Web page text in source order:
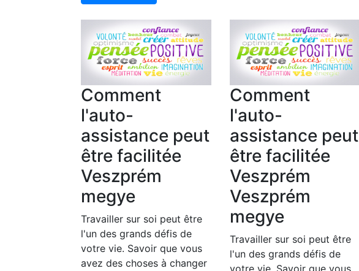
Comment
l'auto-
assistance peut
être facilitée
Veszprém
megye
Travailler sur soi peut être
l'un des grands défis de
votre vie. Savoir que vous
avez des choses à changer
Comment
l'auto-
assistance peut
être facilitée
Veszprém
Veszprém
megye
Travailler sur soi peut être
l'un des grands défis de
votre vie. Savoir que vous